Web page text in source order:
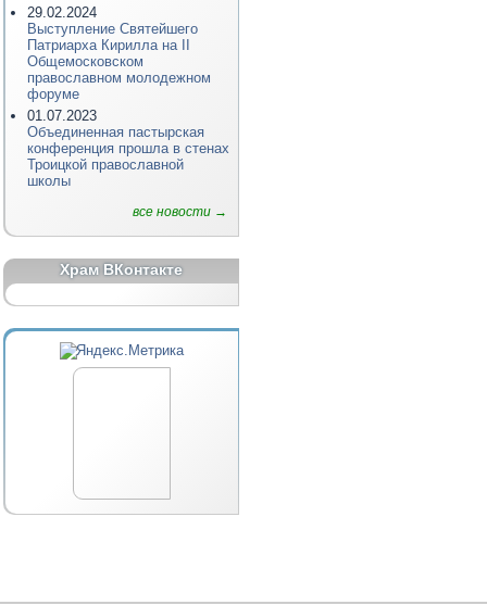
29.02.2024
Выступление Святейшего
Патриарха Кирилла на II
Общемосковском
православном молодежном
форуме
01.07.2023
Объединенная пастырская
конференция прошла в стенах
Троицкой православной
школы
все новости →
Храм ВКонтакте